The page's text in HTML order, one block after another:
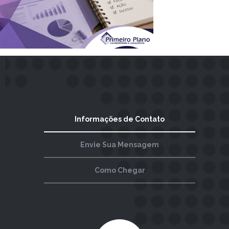
Informações de Contato
Envie Sua Mensagem
Como Chegar